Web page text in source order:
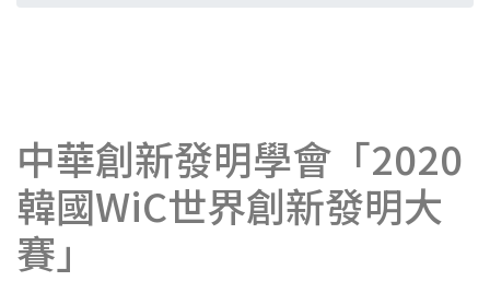
中華創新發明學會「2020
韓國WiC世界創新發明大
賽」